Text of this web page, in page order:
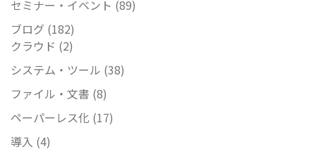
セミナー・イベント (89)
ブログ (182)
クラウド (2)
システム・ツール (38)
ファイル・文書 (8)
ペーパーレス化 (17)
導入 (4)